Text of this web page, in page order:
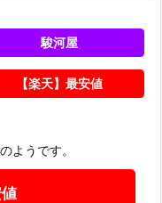
駿河屋
【楽天】最安値
ようです。